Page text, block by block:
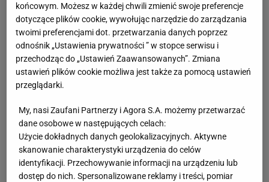
końcowym. Możesz w każdej chwili zmienić swoje preferencje
dotyczące plików cookie, wywołując narzędzie do zarządzania
twoimi preferencjami dot. przetwarzania danych poprzez
odnośnik „Ustawienia prywatności ” w stopce serwisu i
przechodząc do „Ustawień Zaawansowanych”. Zmiana
ustawień plików cookie możliwa jest także za pomocą ustawień
przeglądarki.
My, nasi Zaufani Partnerzy i Agora S.A. możemy przetwarzać
dane osobowe w następujących celach:
Użycie dokładnych danych geolokalizacyjnych. Aktywne
skanowanie charakterystyki urządzenia do celów
identyfikacji. Przechowywanie informacji na urządzeniu lub
dostęp do nich. Spersonalizowane reklamy i treści, pomiar